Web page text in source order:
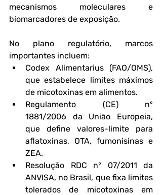
mecanismos moleculares e
biomarcadores de exposição.
No plano regulatório, marcos
importantes incluem:
Codex Alimentarius (FAO/OMS),
que estabelece limites máximos
de micotoxinas em alimentos.
Regulamento (CE) nº
1881/2006 da União Europeia,
que define valores-limite para
aflatoxinas, OTA, fumonisinas e
ZEA.
Resolução RDC nº 07/2011 da
ANVISA, no Brasil, que fixa limites
tolerados de micotoxinas em